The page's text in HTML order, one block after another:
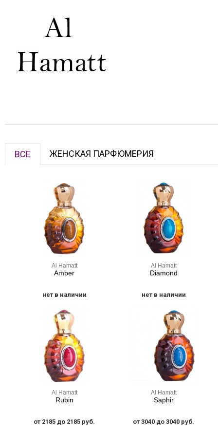
ВСЕ ЖЕНСКАЯ ПАРФЮМЕРИЯ
Al Hamatt
Amber
нет в наличии
Al Hamatt
Diamond
нет в наличии
Al Hamatt
Rubin
от 2185 до 2185 руб.
Al Hamatt
Saphir
от 3040 до 3040 руб.